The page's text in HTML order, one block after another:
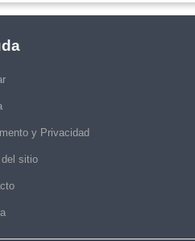
y Privacidad
del sitio